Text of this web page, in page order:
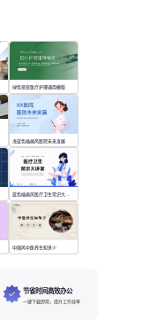
绿色渐变医疗护理通用模版
浅蓝色插画风医院未来发展
中国风中医养生知多少
节省时间高效办公
一键下载即用，提升工作效率